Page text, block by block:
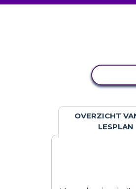
OVERZICHT
LESPLAN